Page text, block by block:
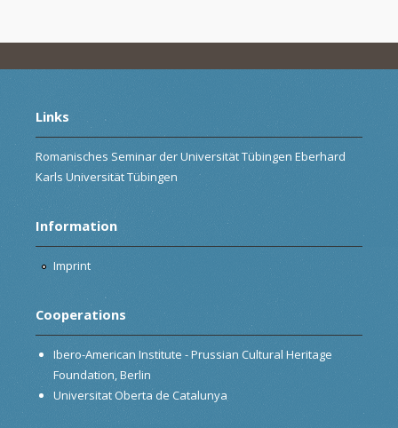
Links
Romanisches Seminar der Universität Tübingen Eberhard
Karls Universität Tübingen
Information
Imprint
Cooperations
Ibero-American Institute - Prussian Cultural Heritage
Foundation, Berlin
Universitat Oberta de Catalunya